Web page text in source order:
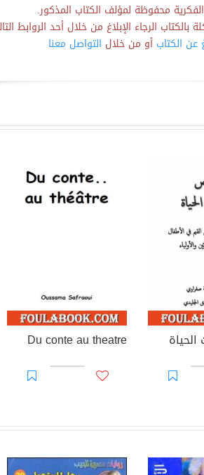
محفوظة لمؤلف الكتاب المذكور.
الرجاء الإبلاغ من خلال أحد الروابط
عن الكتابأو من خلال التواصل معنا
Du conte au theatre